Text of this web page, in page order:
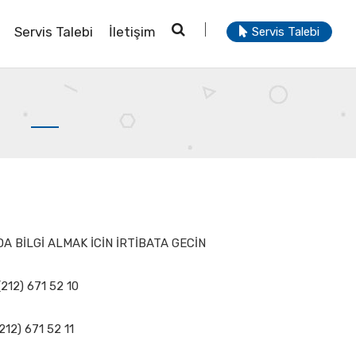
Servis Talebi İletişim Servis Talebi
BİLGİ ALMAK İCİN İRTİBATA GECİN
671 52 10
671 52 11